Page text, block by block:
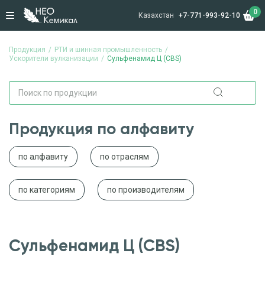
Казахстан +7-771-993-92-10 0
Продукция
РТИ и шинная промышленность
Ускорители вулканизации
Сульфенамид Ц (CBS)
Продукция по алфавиту
по алфавиту по отраслям
по категориям по производителям
Сульфенамид Ц (CBS)